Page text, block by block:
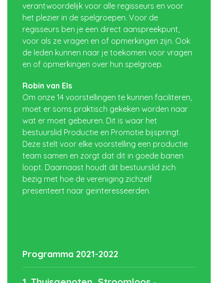
verantwoordelijk voor alle regisseurs en voor
het plezier in de spelgroepen. Voor de
regisseurs ben je een direct aanspreekpunt,
voor als ze vragen en of opmerkingen zijn. Ook
de leden kunnen naar je toekomen voor vragen
en of opmerkingen over hun spelgroep.
Robin van Els
Om onze 14 voorstellingen te kunnen faciliteren,
moet er soms praktisch gekeken worden naar
wat er moet gebeuren. Dit is waar het
bestuurslid Productie en Promotie bijspringt.
Deze stelt voor elke voorstelling een productie
team samen en zorgt dat dit in goede banen
loopt. Daarnaast houdt dit bestuurslid zich
bezig met hoe de vereniging zichzelf
presenteert naar geïnteresseerden.
Programma 2021-2022